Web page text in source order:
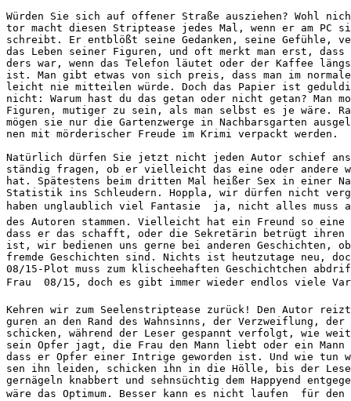
Würden Sie sich auf offener Straße ausziehen? Wohl
tor macht diesen Striptease jedes Mal, wenn er am PC
schreibt. Er entblößt seine Gedanken, seine Gefühle,
das Leben seiner Figuren, und oft merkt man erst, dass
ders war, wenn das Telefon läutet oder der Kaffee
ist. Man gibt etwas von sich preis, dass man im
leicht nie mitteilen würde. Doch das Papier ist
nicht: Warum hast du das getan oder nicht getan? Man
Figuren, mutiger zu sein, als man selbst es je wäre.
mögen sie nur die Gartenzwerge in Nachbarsgarten
nen mit mörderischer Freude im Krimi verpackt werden.
Natürlich dürfen Sie jetzt nicht jeden Autor schief
ständig fragen, ob er vielleicht das eine oder andere
hat. Spätestens beim dritten Mal heißer Sex in einer
Statistik ins Schleudern. Hoppla, wir dürfen nicht
haben unglaublich viel Fantasie  ja, nicht alles muss
des Autoren stammen. Vielleicht hat ein Freund so
dass er das schafft, oder die Sekretärin betrügt ihren
ist, wir bedienen uns gerne bei anderen Geschichten,
fremde Geschichten sind. Nichts ist heutzutage neu,
08/15-Plot muss zum klischeehaften Geschichtchen
Frau  08/15, doch es gibt immer wieder endlos viele
Kehren wir zum Seelenstriptease zurück! Den Autor
guren an den Rand des Wahnsinns, der Verzweiflung,
schicken, während der Leser gespannt verfolgt, wie
sein Opfer jagt, die Frau den Mann liebt oder ein Mann
dass er Opfer einer Intrige geworden ist. Und wie tun
sen ihn leiden, schicken ihn in die Hölle, bis der
gernägeln knabbert und sehnsüchtig dem Happyend
wäre das Optimum. Besser kann es nicht laufen  für